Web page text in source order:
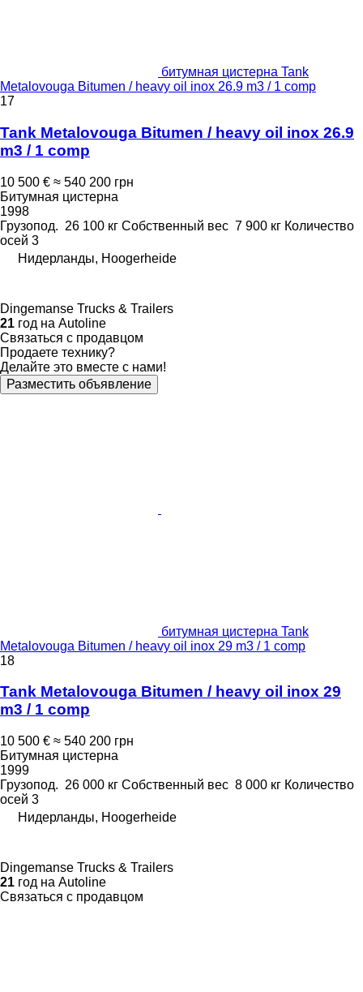
битумная цистерна Tank
Metalovouga Bitumen / heavy oil inox 26.9 m3 / 1 comp
17
Tank Metalovouga Bitumen / heavy oil inox 26.9
m3 / 1 comp
10 500 € ≈ 540 200 грн
Битумная цистерна
1998
Грузопод. 26 100 кг Собственный вес 7 900 кг Количество
осей 3
Нидерланды, Hoogerheide
Dingemanse Trucks & Trailers
21 год на Autoline
Связаться с продавцом
Продаете технику?
Делайте это вместе с нами!
Разместить объявление
битумная цистерна Tank
Metalovouga Bitumen / heavy oil inox 29 m3 / 1 comp
18
Tank Metalovouga Bitumen / heavy oil inox 29
m3 / 1 comp
10 500 € ≈ 540 200 грн
Битумная цистерна
1999
Грузопод. 26 000 кг Собственный вес 8 000 кг Количество
осей 3
Нидерланды, Hoogerheide
Dingemanse Trucks & Trailers
21 год на Autoline
Связаться с продавцом